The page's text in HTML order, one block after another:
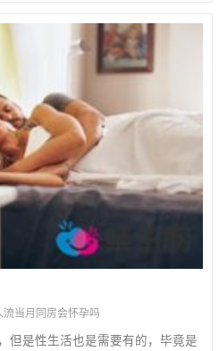
流当月同房会怀孕吗
但是性生活也是需要有的，毕竟是